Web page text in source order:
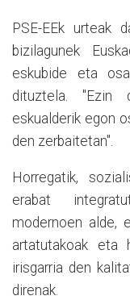
PSE-EEk urteak
bizilagunek
eskubide eta
dituztela. "Ezin
eskualderik egon
den zerbaitetan".
Horregatik,
erabat
modernoen alde,
artatutakoak eta
irisgarria den
direnak.